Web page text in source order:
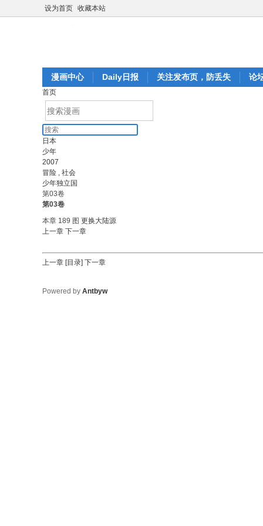
设为首页 收藏本站
漫画中心 Daily日报 关注发布页，防丢失 论
首页
日本
少年
2007
冒险 , 社会
少年独立国
第03卷
第03卷
本章 189 图 更换大陆源
上一章 下一章
上一章 [目录] 下一章
Powered by Antbyw